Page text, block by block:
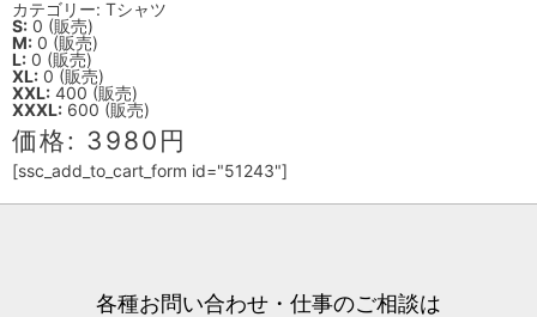
カテゴリー: Tシャツ
S: 0 (販売)
M: 0 (販売)
L: 0 (販売)
XL: 0 (販売)
XXL: 400 (販売)
XXXL: 600 (販売)
価格: 3980円
[ssc_add_to_cart_form id="51243"]
各種お問い合わせ・仕事のご相談は